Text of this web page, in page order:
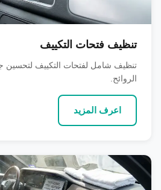
تنظيف فتحات التكييف
تنظيف شامل لفتحات التكييف لتحسين
الروائح.
اعرف المزيد